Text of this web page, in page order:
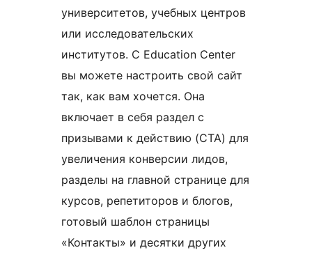
университетов, учебных центров
или исследовательских
институтов. С Education Center
вы можете настроить свой сайт
так, как вам хочется. Она
включает в себя раздел с
призывами к действию (CTA) для
увеличения конверсии лидов,
разделы на главной странице для
курсов, репетиторов и блогов,
готовый шаблон страницы
«Контакты» и десятки других